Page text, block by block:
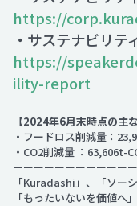
https://
・サステナビリテ
https://
ility-report
【2024年6月末時点の主
・フードロス削減量：
・CO2削減量 ：
ーーーーーーーーーーー
「Kuradashi」、「ソー
「もったいないを価値へ